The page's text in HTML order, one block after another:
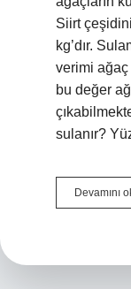
Siirt
kg’dır.
verimi ağaç
bu değer
sulanır?
Devamını